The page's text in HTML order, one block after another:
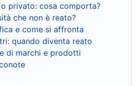
privato: cosa comporta?
che non è reato?
e come si affronta
quando diventa reato
di marchi e prodotti